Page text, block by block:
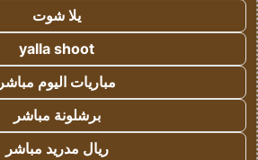
يلا شوت
yalla shoot
مباريات اليوم مباشر
برشلونة مباشر
ريال مدريد مباشر